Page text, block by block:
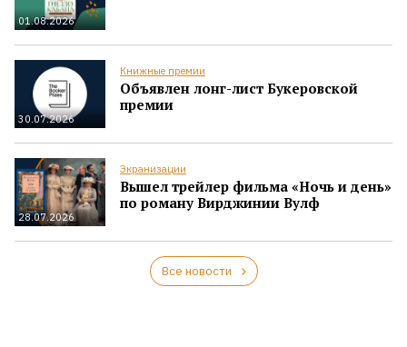
01.08.2026
30.07.2026
Книжные премии
Объявлен лонг-лист Букеровской
премии
28.07.2026
Экранизации
Вышел трейлер фильма «Ночь и день»
по роману Вирджинии Вулф
Все новости